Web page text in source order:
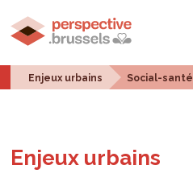
Enjeux urbains Social-santé
Enjeux urbains